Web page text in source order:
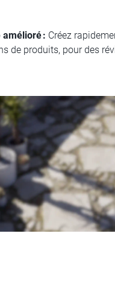
: Créez
de produits, pour des